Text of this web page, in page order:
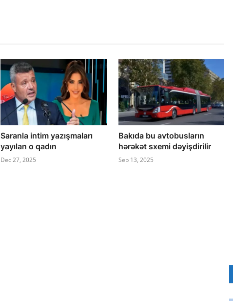
Saranla intim yazışmaları
yayılan o qadın
Dec 27, 2025
Bakıda bu avtobusların
hərəkət sxemi dəyişdirilir
Sep 13, 2025